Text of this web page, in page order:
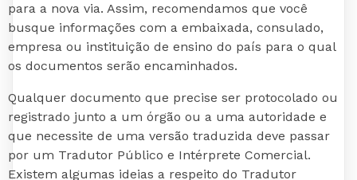
para a nova via. Assim, recomendamos que você
busque informações com a embaixada, consulado,
empresa ou instituição de ensino do país para o qual
os documentos serão encaminhados.
Qualquer documento que precise ser protocolado ou
registrado junto a um órgão ou a uma autoridade e
que necessite de uma versão traduzida deve passar
por um Tradutor Público e Intérprete Comercial.
Existem algumas ideias a respeito do Tradutor